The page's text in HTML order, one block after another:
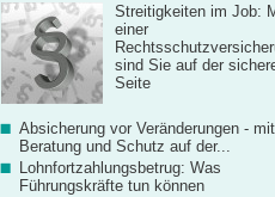
Streitigkeiten im Job:
einer
sind Sie auf der
Seite
Absicherung vor Veränderungen - mit
Beratung und Schutz auf der...
Lohnfortzahlungsbetrug: Was
Führungskräfte tun können